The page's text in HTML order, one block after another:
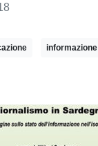
informazione